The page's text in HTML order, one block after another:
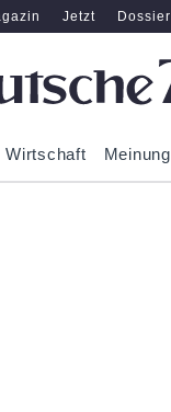
Jetzt Dossier
Wirtschaft Meinung